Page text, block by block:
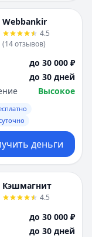
Webbankir
4.5
(14отзывов)
до 30 000 ₽
до 30 дней
Высокое
деньги
Кэшмагнит
4.5
до 30 000 ₽
до 30 дней